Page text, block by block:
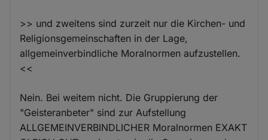
>> und zweitens sind zurzeit nur die Kirchen- und
Religionsgemeinschaften in der Lage,
allgemeinverbindliche Moralnormen aufzustellen.
<<
Nein. Bei weitem nicht. Die Gruppierung der
"Geisteranbeter" sind zur Aufstellung
ALLGEMEINVERBINDLICHER Moralnormen EXAKT